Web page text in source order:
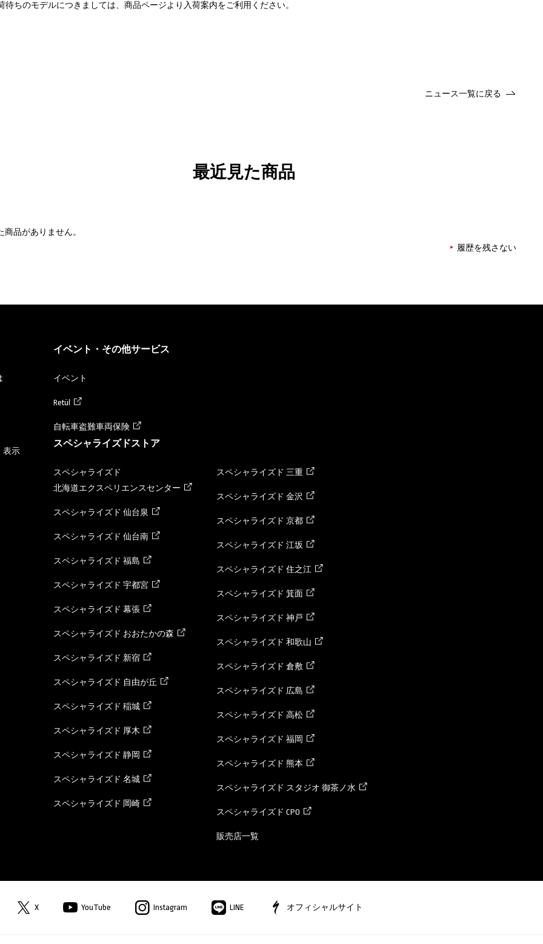
待ちのモデルにつきましては、商品ページより入荷案内をご利用ください。
ニュース一覧に戻る
最近見た商品
商品がありません。
履歴を残さない
表示
イベント・その他サービス
イベント
Retül
自転車盗難車両保険
スペシャライズドストア
スペシャライズド
北海道エクスペリエンスセンター
スペシャライズド 仙台泉
スペシャライズド 仙台南
スペシャライズド 福島
スペシャライズド 宇都宮
スペシャライズド 幕張
スペシャライズド おおたかの森
スペシャライズド 新宿
スペシャライズド 自由が丘
スペシャライズド 稲城
スペシャライズド 厚木
スペシャライズド 静岡
スペシャライズド 名城
スペシャライズド 岡崎
スペシャライズド 三重
スペシャライズド 金沢
スペシャライズド 京都
スペシャライズド 江坂
スペシャライズド 住之江
スペシャライズド 箕面
スペシャライズド 神戸
スペシャライズド 和歌山
スペシャライズド 倉敷
スペシャライズド 広島
スペシャライズド 高松
スペシャライズド 福岡
スペシャライズド 熊本
スペシャライズド スタジオ 御茶ノ水
スペシャライズド CPO
販売店一覧
X YouTube Instagram LINE オフィシャルサイト